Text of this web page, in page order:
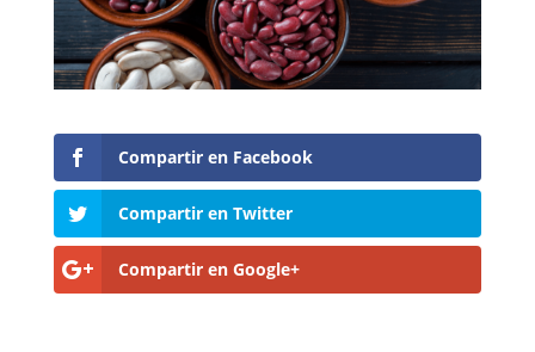
Compartir en Facebook
Compartir en Twitter
Compartir en Google+